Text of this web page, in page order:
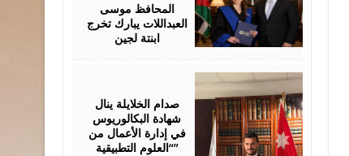
المحافظ موسى
العبداللات يبارك تخرج
ابنتة لجين
صدام الخلايلة ينال
شهادة البكالوريوس
في إدارة الأعمال من
“العلوم التطبيقية”